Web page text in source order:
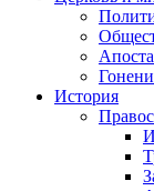
История